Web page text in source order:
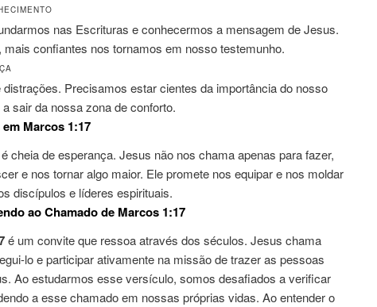
nas Escrituras e conhecermos a mensagem de Jesus.
confiantes nos tornamos em nosso testemunho.
Precisamos estar cientes da importância do nosso
sair da nossa zona de conforto.
Marcos 1:17
cheia de esperança. Jesus não nos chama apenas para fazer,
e nos tornar algo maior. Ele promete nos equipar e nos moldar
discípulos e líderes espirituais.
ao Chamado de Marcos 1:17
é um convite que ressoa através dos séculos. Jesus chama
lo e participar ativamente na missão de trazer as pessoas
Ao estudarmos esse versículo, somos desafiados a verificar
a esse chamado em nossas próprias vidas. Ao entender o